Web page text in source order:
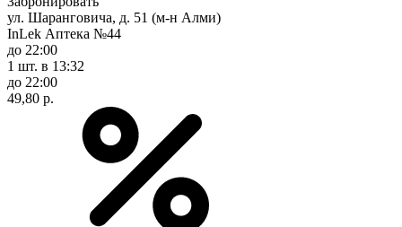
ул. Шаранговича, д. 51 (м-н Алми)
InLek Аптека №44
до 22:00
1 шт. в 13:32
до 22:00
49,80 р.